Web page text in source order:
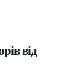
від